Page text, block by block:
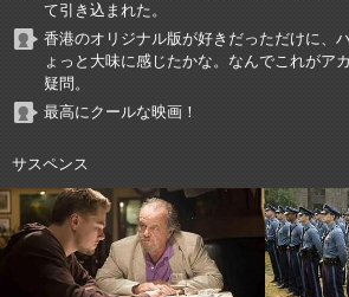
て引き込まれた。
香港のオリジナル版が好きだっただけに、
ょっと大味に感じたかな。なんでこれがア
疑問。
最高にクールな映画！
サスペンス